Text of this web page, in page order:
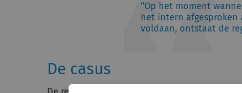
Op het moment
het intern afgesproken
voldaan, ontstaat de
De casus